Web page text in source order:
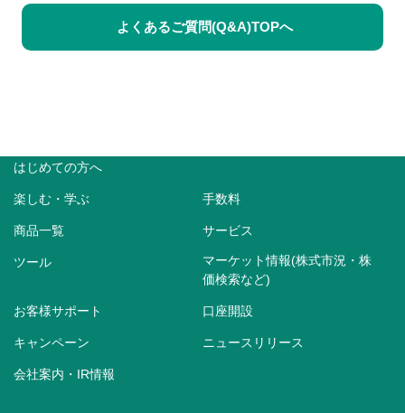
よくあるご質問(Q&A)TOPへ
はじめての方へ
楽しむ・学ぶ 手数料
商品一覧 サービス
ツール
マーケット情報(株式市況・株
価検索など)
お客様サポート 口座開設
キャンペーン ニュースリリース
会社案内・IR情報